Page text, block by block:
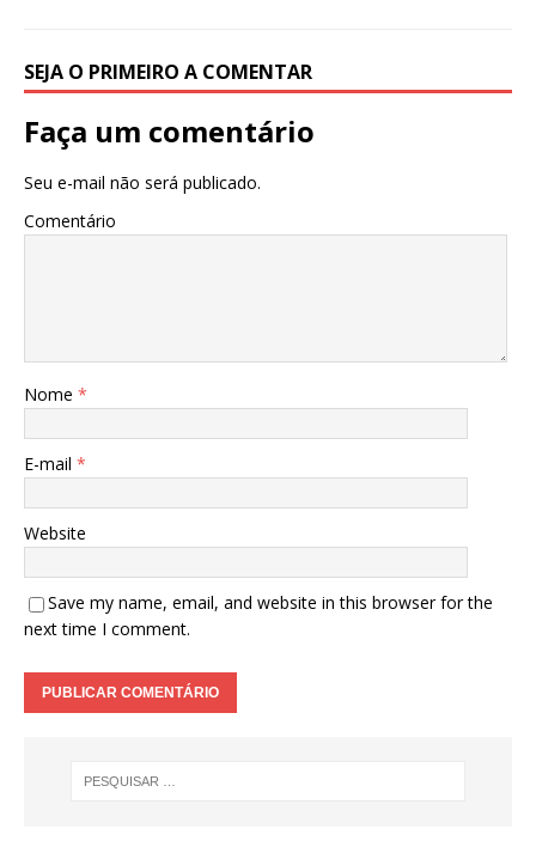
SEJA O PRIMEIRO A COMENTAR
Faça um comentário
Seu e-mail não será publicado.
Comentário
Nome *
E-mail *
Website
Save my name, email, and website in this browser for the
next time I comment.